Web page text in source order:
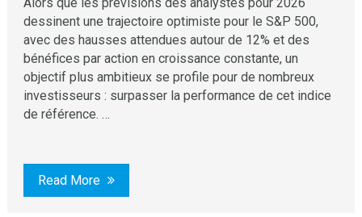
dessinent une trajectoire optimiste pour le S&P 500,
avec des hausses attendues autour de 12% et des
bénéfices par action en croissance constante, un
objectif plus ambitieux se profile pour de nombreux
investisseurs : surpasser la performance de cet indice
de référence. …
Read More